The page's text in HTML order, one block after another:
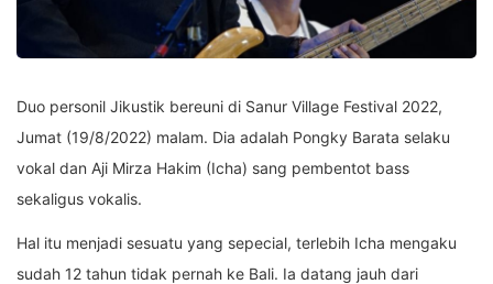
Duo personil Jikustik bereuni di Sanur Village Festival 2022,
Jumat (19/8/2022) malam. Dia adalah Pongky Barata selaku
vokal dan Aji Mirza Hakim (Icha) sang pembentot bass
sekaligus vokalis.
Hal itu menjadi sesuatu yang sepecial, terlebih Icha mengaku
sudah 12 tahun tidak pernah ke Bali. Ia datang jauh dari